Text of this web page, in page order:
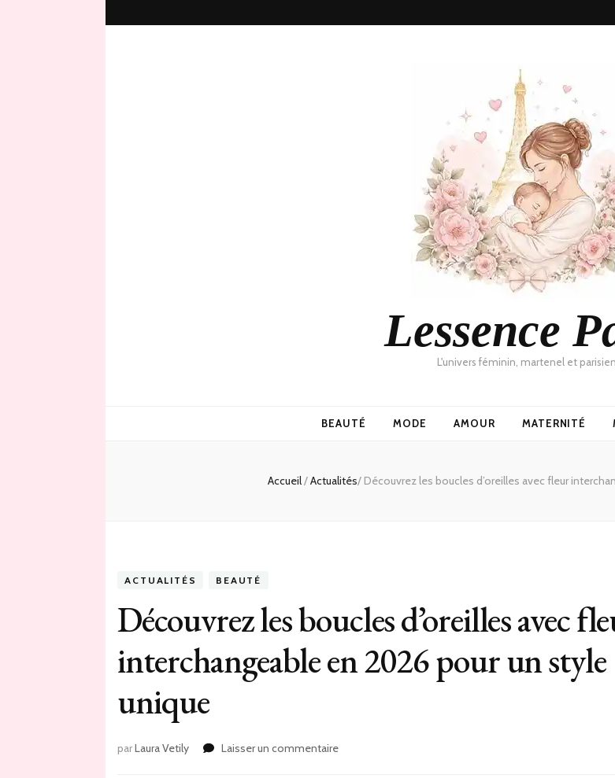
Lessence
L'univers féminin, martenel et
BEAUTÉ MODE AMOUR MATERNITÉ
Accueil/Actualités/ Découvrez les boucles d’oreilles avec fleur
ACTUALITÉS BEAUTÉ
Découvrez les boucles d’oreilles avec
interchangeable en 2026 pour un style
unique
parLaura Vetily Laisser un commentairesur